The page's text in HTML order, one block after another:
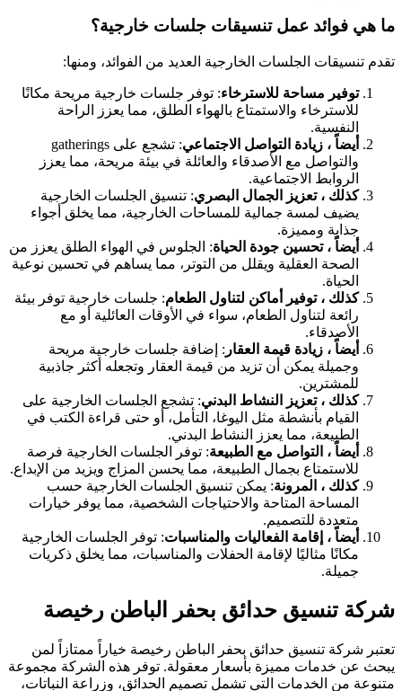
ما هي فوائد عمل تنسيقات جلسات خارجية؟
تقدم تنسيقات الجلسات الخارجية العديد من الفوائد، ومنها:
توفير مساحة للاسترخاء: توفر جلسات خارجية مريحة مكانًا
للاسترخاء والاستمتاع بالهواء الطلق، مما يعزز الراحة
النفسية.
أيضاً ، زيادة التواصل الاجتماعي
: تشجع على gatherings
والتواصل مع الأصدقاء والعائلة في بيئة مريحة، مما يعزز
الروابط الاجتماعية.
كذلك ، تعزيز الجمال البصري: تنسيق الجلسات الخارجية
يضيف لمسة جمالية للمساحات الخارجية، مما يخلق أجواء
جذابة ومميزة.
أيضاً ، تحسين جودة الحياة: الجلوس في الهواء الطلق يعزز من
الصحة العقلية ويقلل من التوتر، مما يساهم في تحسين نوعية
الحياة.
كذلك ، توفير أماكن لتناول الطعام: جلسات خارجية توفر بيئة
رائعة لتناول الطعام، سواء في الأوقات العائلية أو مع
الأصدقاء.
أيضاً ، زيادة قيمة العقار : إضافة جلسات خارجية مريحة
وجميلة يمكن أن تزيد من قيمة العقار وتجعله أكثر جاذبية
للمشترين.
كذلك ، تعزيز النشاط البدني: تشجع الجلسات الخارجية على
القيام بأنشطة مثل اليوغا، التأمل، أو حتى قراءة الكتب في
الطبيعة، مما يعزز النشاط البدني.
أيضاً ، التواصل مع الطبيعة: توفر الجلسات الخارجية فرصة
للاستمتاع بجمال الطبيعة، مما يحسن المزاج ويزيد من الإبداع.
كذلك ، المرونة: يمكن تنسيق الجلسات الخارجية حسب
المساحة المتاحة والاحتياجات الشخصية، مما يوفر خيارات
متعددة للتصميم.
أيضاً ، إقامة الفعاليات والمناسبات: توفر الجلسات الخارجية
مكانًا مثاليًا لإقامة الحفلات والمناسبات، مما يخلق ذكريات
جميلة.
شركة تنسيق حدائق بحفر الباطن رخيصة
تعتبر شركة تنسيق حدائق بحفر الباطن رخيصة خياراً ممتازاً لمن
يبحث عن خدمات مميزة بأسعار معقولة. توفر هذه الشركة مجموعة
متنوعة من الخدمات التي تشمل تصميم الحدائق، وزراعة النباتات،